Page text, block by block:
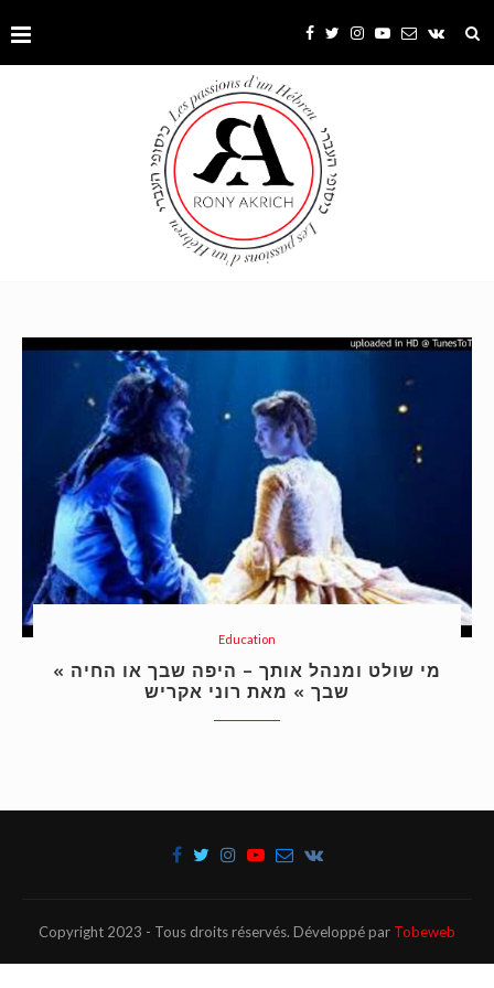
Education
« מי שולט ומנהל אותך – היפה שבך או החיה
שבך » מאת רוני אקריש
Copyright 2023 - Tous droits réservés. Développé par Tobeweb